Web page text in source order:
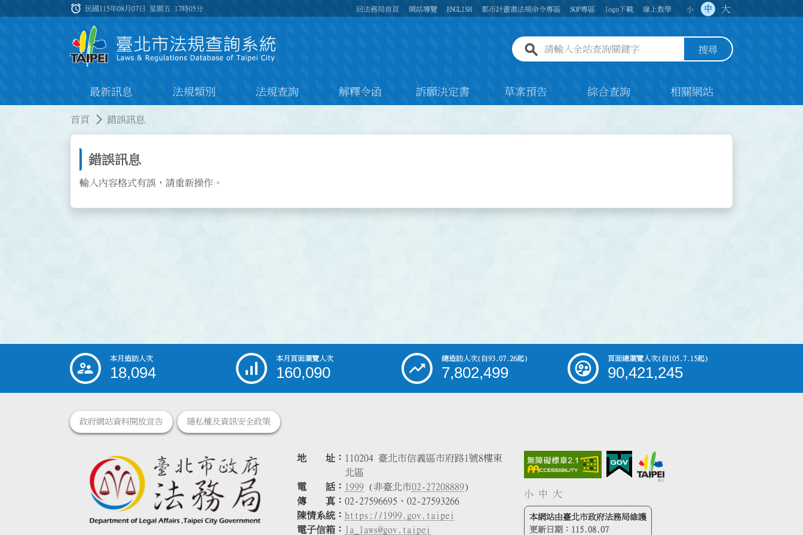
:::
alarm 民國115年08月07日 星期五 17時05分 回法務局首頁 網站導覽 ENGLISH 都市計畫書法規命令專區 SOP專區 logo下載 線上教學 小 中 大
全站查詢關鍵字欄位 搜尋
最新訊息 法規類別 法規查詢 解釋令函 訴願決定書 草案預告 綜合查詢 相關網站
首頁 錯誤訊息
錯誤訊息
輸入內容格式有誤，請重新操作。
::: 本月造訪人次
18,094
本月頁面瀏覽人次
160,090
總造訪人次(自93.07.26起)
7,802,499
頁面總瀏覽人次(自105.7.15起)
90,421,245
政府網站資料開放宣告 隱私權及資訊安全政策
地 址
110204 臺北市信義區市府路1號8樓東
北區
電 話
1999 (非臺北市02-27208889)
傳 真
02-27596695、02-27593266
陳情系統
https://1999.gov.taipei
電子信箱
la_laws@gov.taipei
小 中 大
本網站由臺北市政府法務局維護
更新日期： 115.08.07